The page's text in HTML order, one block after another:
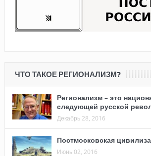
ЧТО ТАКОЕ РЕГИОНАЛИЗМ?
Регионализм – это
следующей русской
Декабрь 28, 2016
Постмосковская
Июнь 02, 2016